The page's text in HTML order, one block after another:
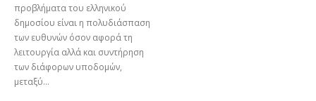
προβλήματα του ελληνικού
δημοσίου είναι η πολυδιάσπαση
των ευθυνών όσον αφορά τη
λειτουργία αλλά και συντήρηση
των διάφορων υποδομών,
μεταξύ...